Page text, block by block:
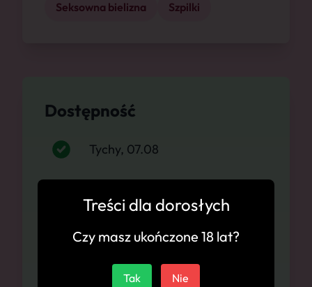
Seksowna bielizna Szpilki
Dostępność
Tychy, 07.08
Tychy, 09.08
Tychy, 10.08
Treści dla dorosłych
Czy masz ukończone 18 lat?
Tak Nie